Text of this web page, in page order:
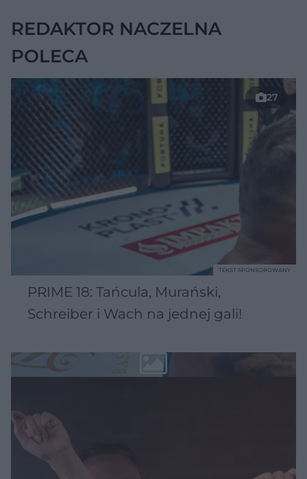
REDAKTOR NACZELNA
POLECA
27
PRIME 18: Tańcula, Murański,
Schreiber i Wach na jednej gali!
TEKST SPONSOROWANY